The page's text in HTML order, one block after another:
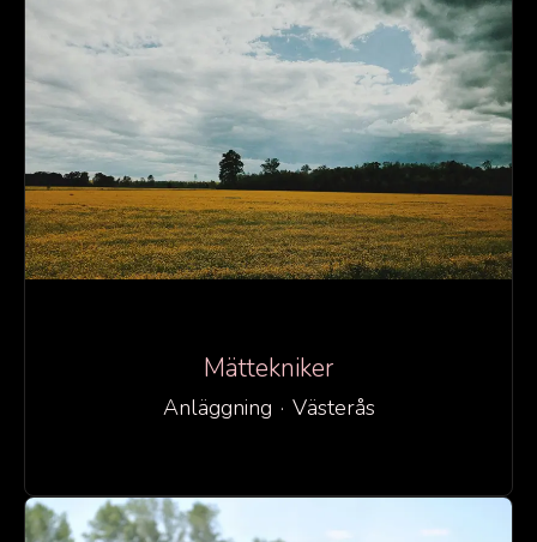
Mättekniker
Anläggning · Västerås